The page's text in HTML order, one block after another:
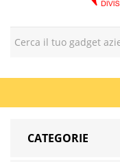
CATEGORIE